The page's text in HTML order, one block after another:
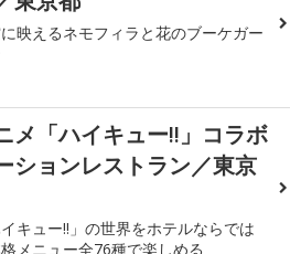
映えるネモフィラと花のブーケガー
メ「ハイキュー!!」コラボ
ションレストラン／東京
イキュー!!」の世界をホテルならでは
メニュー全76種で楽しめる